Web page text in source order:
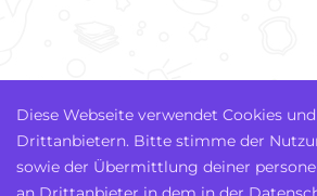
Diese Webseite verwendet Cookies
Drittanbietern. Bitte stimme der
sowie der Übermittlung deiner